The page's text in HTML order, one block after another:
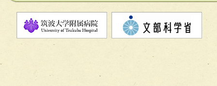
チーム09【術前から始める周術期リハビリテーションチー
ム】
チーム10【包括的リハビリテーションコンサルテーション